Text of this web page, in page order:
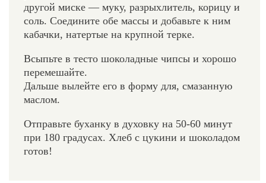
другой миске — муку, разрыхлитель, корицу и
соль. Соедините обе массы и добавьте к ним
кабачки, натертые на крупной терке.
Всыпьте в тесто шоколадные чипсы и хорошо
перемешайте.
Дальше вылейте его в форму для, смазанную
маслом.
Отправьте буханку в духовку на 50-60 минут
при 180 градусах. Хлеб с цукини и шоколадом
готов!